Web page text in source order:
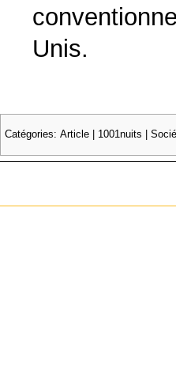
Unis.
Catégories: Article 1001nuits